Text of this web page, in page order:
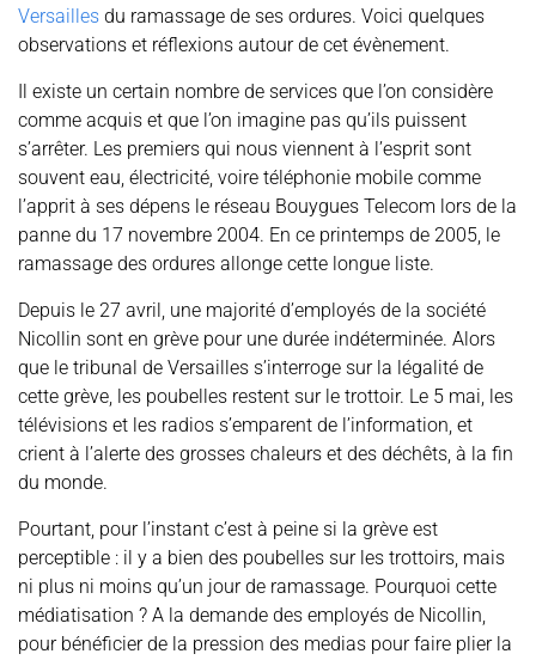
Versailles du ramassage de ses ordures. Voici quelques
observations et réflexions autour de cet évènement.
Il existe un certain nombre de services que l’on considère
comme acquis et que l’on imagine pas qu’ils puissent
s’arrêter. Les premiers qui nous viennent à l’esprit sont
souvent eau, électricité, voire téléphonie mobile comme
l’apprit à ses dépens le réseau Bouygues Telecom lors de la
panne du 17 novembre 2004. En ce printemps de 2005, le
ramassage des ordures allonge cette longue liste.
Depuis le 27 avril, une majorité d’employés de la société
Nicollin sont en grève pour une durée indéterminée. Alors
que le tribunal de Versailles s’interroge sur la légalité de
cette grève, les poubelles restent sur le trottoir. Le 5 mai, les
télévisions et les radios s’emparent de l’information, et
crient à l’alerte des grosses chaleurs et des déchêts, à la fin
du monde.
Pourtant, pour l’instant c’est à peine si la grève est
perceptible : il y a bien des poubelles sur les trottoirs, mais
ni plus ni moins qu’un jour de ramassage. Pourquoi cette
médiatisation ? A la demande des employés de Nicollin,
pour bénéficier de la pression des medias pour faire plier la